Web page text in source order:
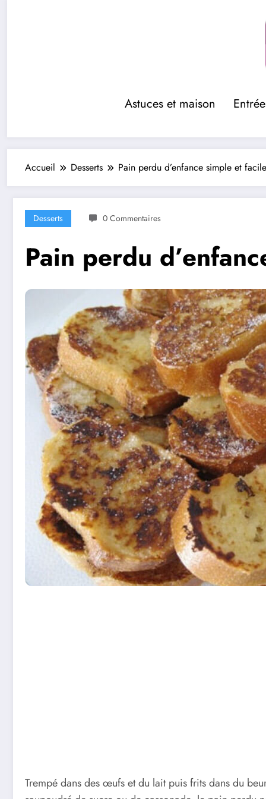
Astuces et maison
Accueil Desserts Pain perdu d’enfance simple et
Desserts 0 Commentaires
Pain perdu
Trempé dans des œufs et du lait puis frits dans du